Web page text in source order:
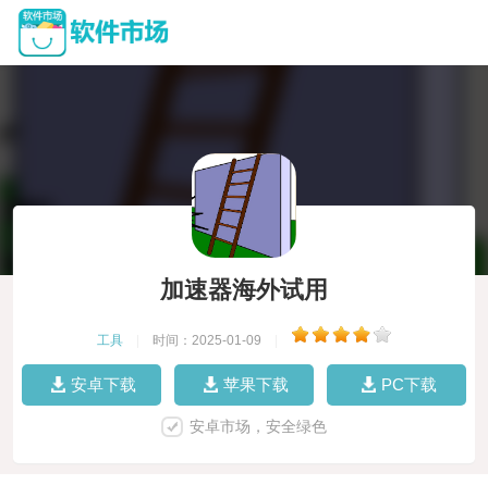
加速器海外试用
工具 时间：2025-01-09
安卓下载 苹果下载 PC下载
安卓市场，安全绿色